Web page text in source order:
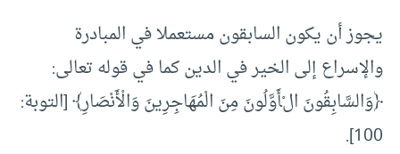
يجوز أن يكون السابقون مستعملا في المبادرة
والإسراع إلى الخير في الدين كما في قوله تعالى:
﴿وَالسَّابِقُونَ الْأَوَّلُونَ مِنَ الْمُهَاجِرِينَ وَالْأَنْصَارِ﴾ [التوبة:
100].